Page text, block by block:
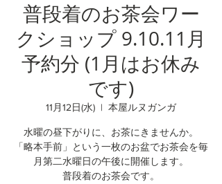
普段着のお茶会ワー
クショップ 9.10.11月
予約分 (1月はお休み
です)
11月12日(水)
  |
本屋ルヌガンガ
水曜の昼下がりに、お茶にきませんか。
「略本手前」という一枚のお盆でお茶会を毎
月第二水曜日の午後に開催します。
普段着のお茶会です。